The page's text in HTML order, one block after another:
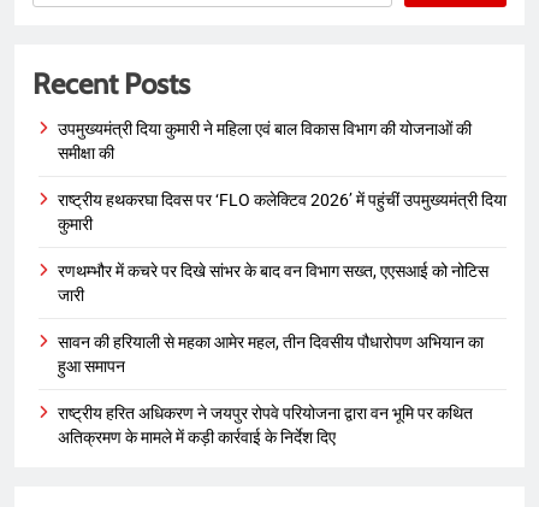
Recent Posts
उपमुख्यमंत्री दिया कुमारी ने महिला एवं बाल विकास विभाग की योजनाओं की
समीक्षा की
राष्ट्रीय हथकरघा दिवस पर ‘FLO कलेक्टिव 2026’ में पहुंचीं उपमुख्यमंत्री दिया
कुमारी
रणथम्भौर में कचरे पर दिखे सांभर के बाद वन विभाग सख्त, एएसआई को नोटिस
जारी
सावन की हरियाली से महका आमेर महल, तीन दिवसीय पौधारोपण अभियान का
हुआ समापन
राष्ट्रीय हरित अधिकरण ने जयपुर रोपवे परियोजना द्वारा वन भूमि पर कथित
अतिक्रमण के मामले में कड़ी कार्रवाई के निर्देश दिए